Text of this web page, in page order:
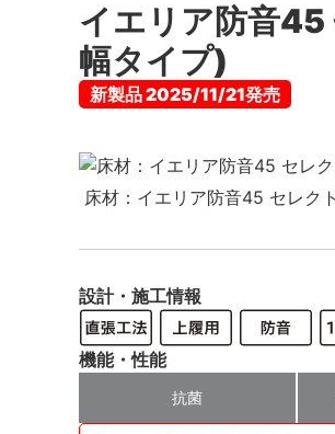
イエリア防音45
幅タイプ)
新製品 2025/11/21発売
床材：イエリア防音45 セレク
設計・施工情報
機能・性能
抗菌